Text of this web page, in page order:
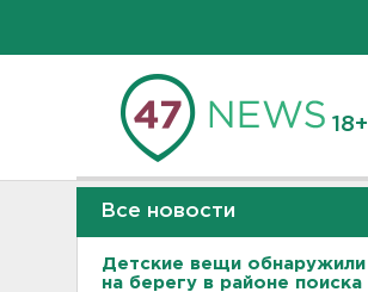
18+
Все новости
Детские вещи обнаружили
на берегу в районе поиска